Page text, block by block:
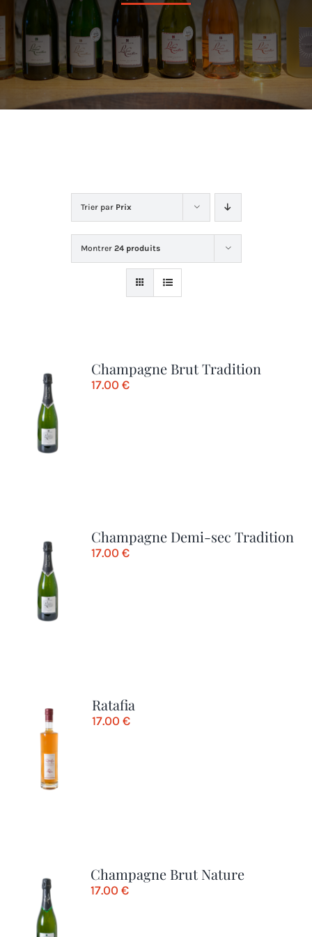
Dans la cave
La boutique
Trier par Prix
Montrer 24 produits
Champagne Brut Tradition
17.00 €
Champagne Demi-sec Tradition
17.00 €
Ratafia
17.00€
Champagne Brut Nature
17.00€